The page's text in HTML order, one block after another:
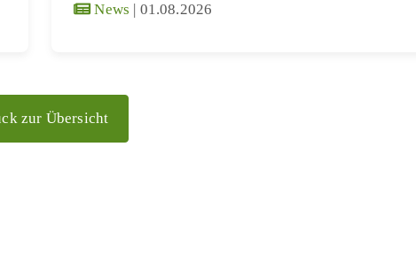
News 01.08.2026
zur Übersicht